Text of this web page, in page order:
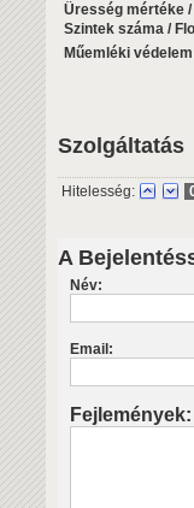
Üresség mértéke
Szintek száma /
Műemléki
Szolgáltatás
Hitelesség:
A
Név:
Email:
Fejlemények: